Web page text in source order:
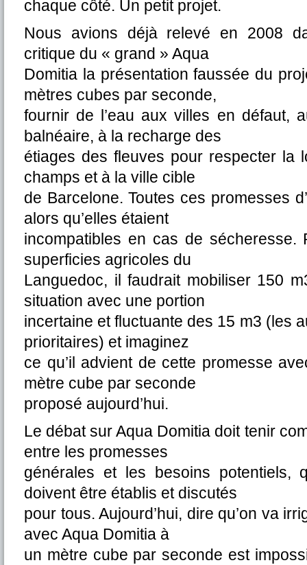
chaque côté. Un petit projet.
Nous avions déjà relevé en 2008
critique du « grand » Aqua
Domitia la présentation faussée du
mètres cubes par seconde,
fournir de l’eau aux villes en défaut,
balnéaire, à la recharge des
étiages des fleuves pour respecter la
champs et à la ville cible
de Barcelone. Toutes ces promesses
alors qu’elles étaient
incompatibles en cas de sécheresse.
superficies agricoles du
Languedoc, il faudrait mobiliser 150
situation avec une portion
incertaine et fluctuante des 15 m3 (les
prioritaires) et imaginez
ce qu’il advient de cette promesse
mètre cube par seconde
proposé aujourd’hui.
Le débat sur Aqua Domitia doit tenir
entre les promesses
générales et les besoins potentiels,
doivent être établis et discutés
pour tous. Aujourd’hui, dire qu’on va
avec Aqua Domitia à
un mètre cube par seconde est